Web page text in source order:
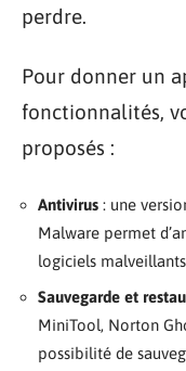
perdre.
Pour donner un
fonctionnalités,
proposés :
Antivirus : une
Malware permet
logiciels
Sauvegarde et
MiniTool, Norton
possibilité de